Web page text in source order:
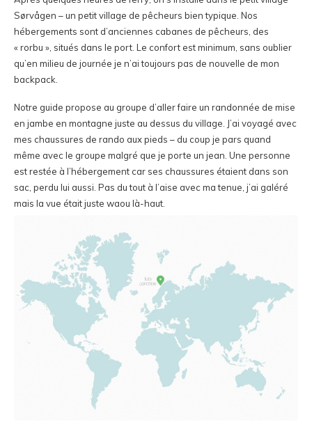
Sørvågen – un petit village de pêcheurs bien typique. Nos
hébergements sont d’anciennes cabanes de pêcheurs, des
« rorbu », situés dans le port. Le confort est minimum, sans oublier
qu’en milieu de journée je n’ai toujours pas de nouvelle de mon
backpack.
Notre guide propose au groupe d’aller faire un randonnée de mise
en jambe en montagne juste au dessus du village. J’ai voyagé avec
mes chaussures de rando aux pieds – du coup je pars quand
même avec le groupe malgré que je porte un jean. Une personne
est restée à l’hébergement car ses chaussures étaient dans son
sac, perdu lui aussi. Pas du tout à l’aise avec ma tenue, j’ai galéré
mais la vue était juste waou là-haut.